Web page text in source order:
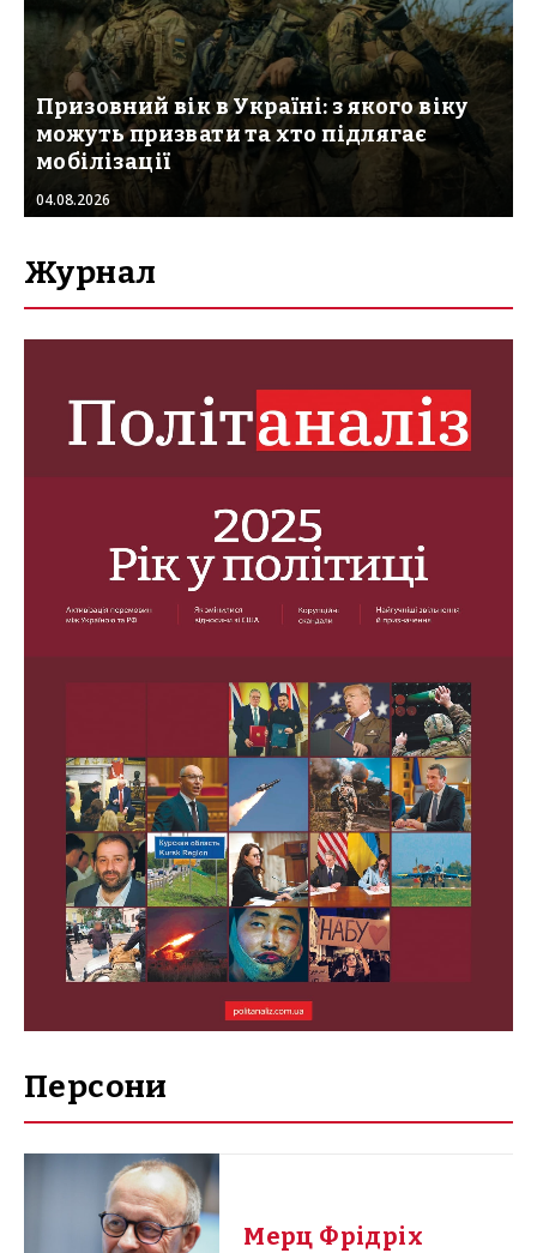
Призовний вік в Україні: з якого віку
можуть призвати та хто підлягає
мобілізації
04.08.2026
Журнал
Персони
Мерц Фрідріх